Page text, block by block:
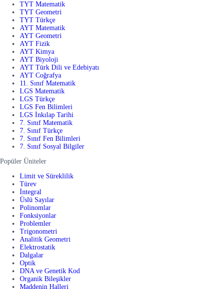
TYT Matematik
TYT Geometri
TYT Türkçe
AYT Matematik
AYT Geometri
AYT Fizik
AYT Kimya
AYT Biyoloji
AYT Türk Dili ve Edebiyatı
AYT Coğrafya
11. Sınıf Matematik
LGS Matematik
LGS Türkçe
LGS Fen Bilimleri
LGS İnkılap Tarihi
7. Sınıf Matematik
7. Sınıf Türkçe
7. Sınıf Fen Bilimleri
7. Sınıf Sosyal Bilgiler
Popüler Üniteler
Limit ve Süreklilik
Türev
İntegral
Üslü Sayılar
Polinomlar
Fonksiyonlar
Problemler
Trigonometri
Analitik Geometri
Elektrostatik
Dalgalar
Optik
DNA ve Genetik Kod
Organik Bileşikler
Maddenin Halleri